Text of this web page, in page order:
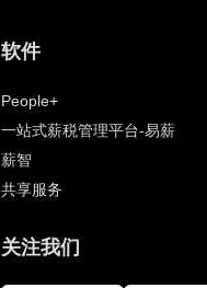
软件
People+
一站式薪税管理平台-易薪
薪智
共享服务
关注我们